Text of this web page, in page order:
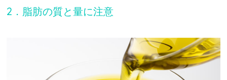
2．脂肪の質と量に注意